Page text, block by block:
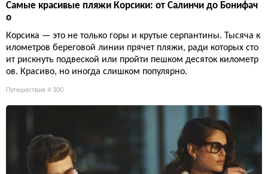
Самые красивые пляжи Корсики: от Салинчи до Бонифач
о
Корсика — это не только горы и крутые серпантины. Тысяча к
илометров береговой линии прячет пляжи, ради которых сто
ит рискнуть подвеской или пройти пешком десяток километр
ов. Красиво, но иногда слишком популярно.
Путешествия 4 300